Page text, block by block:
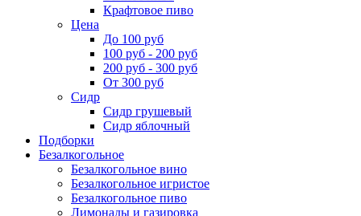
Крафтовое пиво
Цена
До 100 руб
100 руб - 200 руб
200 руб - 300 руб
От 300 руб
Сидр
Сидр грушевый
Сидр яблочный
Подборки
Безалкогольное
Безалкогольное вино
Безалкогольное игристое
Безалкогольное пиво
Лимонады и газировка